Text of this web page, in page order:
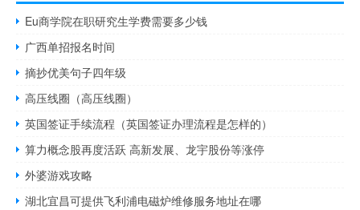
Eu商学院在职研究生学费需要多少钱
广西单招报名时间
摘抄优美句子四年级
高压线圈（高压线圈）
英国签证手续流程（英国签证办理流程是怎样的）
算力概念股再度活跃 高新发展、龙宇股份等涨停
外婆游戏攻略
湖北宜昌可提供飞利浦电磁炉维修服务地址在哪